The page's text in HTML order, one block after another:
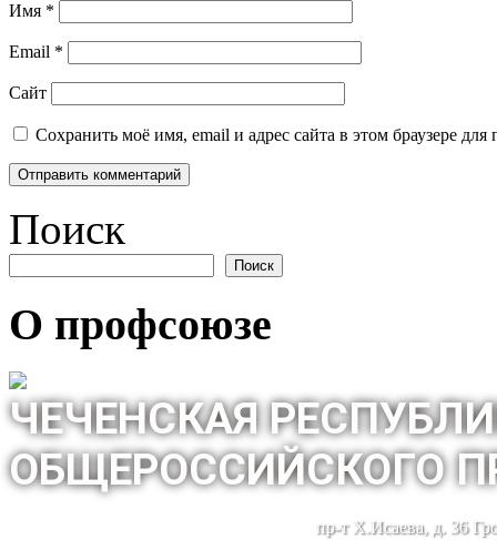
Имя *
Email *
Сайт
Сохранить моё имя, email и адрес сайта в этом браузере
Поиск
Поиск
О профсоюзе
ЧЕЧЕНСКАЯ
ОБЩЕРОССИЙСКОГО
пр-т Х.Исаева, д. 36